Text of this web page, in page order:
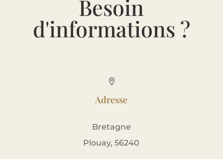
Besoin
d'informations ?

Adresse
Bretagne
Plouay, 56240